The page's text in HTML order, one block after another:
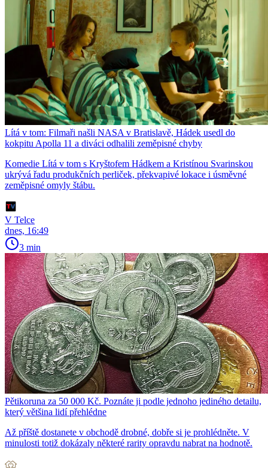
Lítá v tom: Filmaři našli NASA v Bratislavě, Hádek usedl do
kokpitu Apolla 11 a diváci odhalili zeměpisné chyby
Komedie Lítá v tom s Kryštofem Hádkem a Kristínou Svarinskou
ukrývá řadu produkčních perliček, překvapivé lokace i úsměvné
zeměpisné omyly štábu.
V Telce
dnes, 16:49
3 min
Pětikoruna za 50 000 Kč. Poznáte ji podle jednoho jediného detailu,
který většina lidí přehlédne
Až příště dostanete v obchodě drobné, dobře si je prohlédněte. V
minulosti totiž dokázaly některé rarity opravdu nabrat na hodnotě.